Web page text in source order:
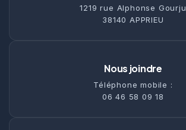
1219 rue Alphonse Gourju
38140 APPRIEU
Nous joindre
Téléphone mobile :
06 46 58 09 18